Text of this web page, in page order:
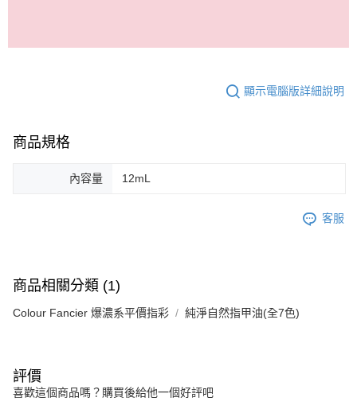
顯示電腦版詳細說明
商品規格
內容量 12mL
客服
商品相關分類 (1)
Colour Fancier 爆濃系平價指彩 純淨自然指甲油(全7色)
評價
喜歡這個商品嗎？購買後給他一個好評吧